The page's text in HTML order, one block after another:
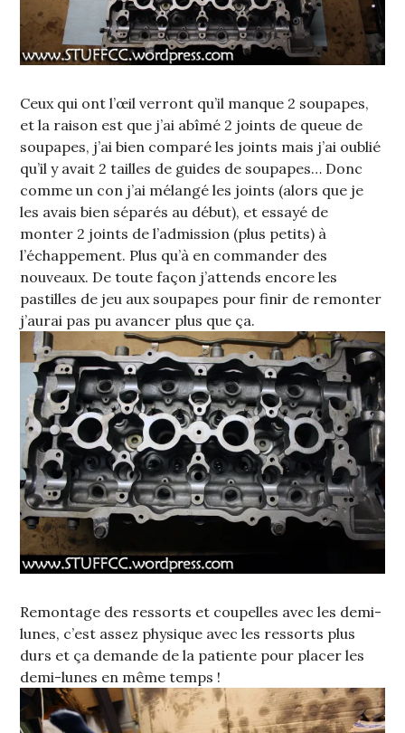
Ceux qui ont l’œil verront qu’il manque 2 soupapes,
et la raison est que j’ai abîmé 2 joints de queue de
soupapes, j’ai bien comparé les joints mais j’ai oublié
qu’il y avait 2 tailles de guides de soupapes… Donc
comme un con j’ai mélangé les joints (alors que je
les avais bien séparés au début), et essayé de
monter 2 joints de l’admission (plus petits) à
l’échappement. Plus qu’à en commander des
nouveaux. De toute façon j’attends encore les
pastilles de jeu aux soupapes pour finir de remonter
j’aurai pas pu avancer plus que ça.
Remontage des ressorts et coupelles avec les demi-
lunes, c’est assez physique avec les ressorts plus
durs et ça demande de la patiente pour placer les
demi-lunes en même temps !